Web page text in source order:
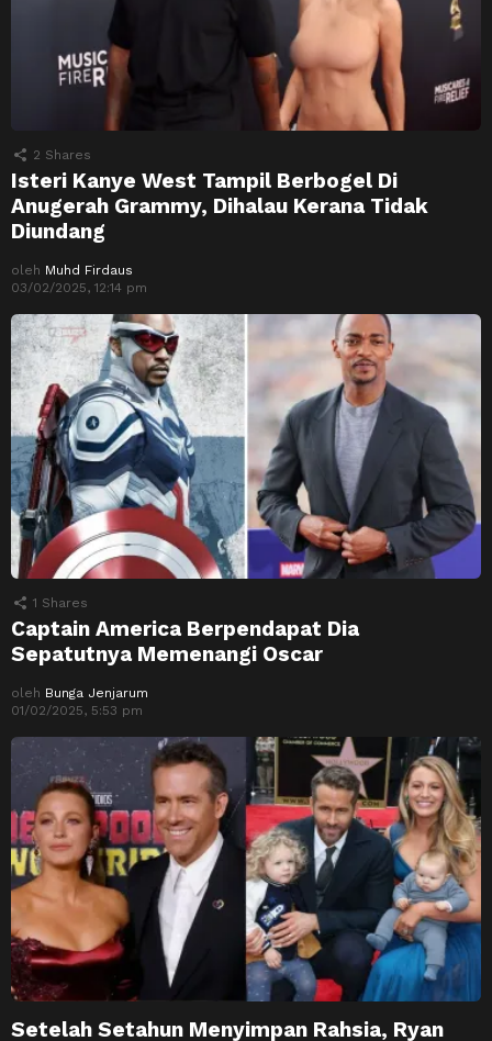
2 Shares
Isteri Kanye West Tampil Berbogel Di
Anugerah Grammy, Dihalau Kerana Tidak
Diundang
oleh Muhd Firdaus
03/02/2025, 12:14 pm
1 Shares
Captain America Berpendapat Dia
Sepatutnya Memenangi Oscar
oleh Bunga Jenjarum
01/02/2025, 5:53 pm
Setelah Setahun Menyimpan Rahsia, Ryan